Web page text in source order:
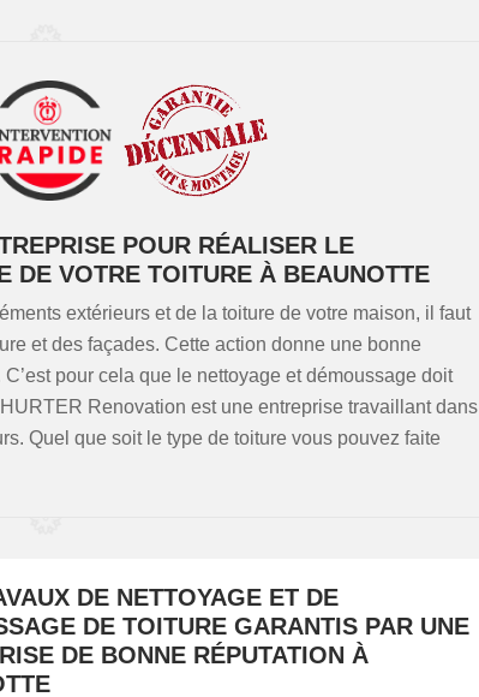
POUR RÉALISER LE
DE VOTRE TOITURE À BEAUNOTTE
extérieurs et de la toiture de votre maison, il faut
et des façades. Cette action donne une bonne
pour cela que le nettoyage et démoussage doit
Renovation est une entreprise travaillant dans
Quel que soit le type de toiture vous pouvez faite
DE NETTOYAGE ET DE
DE TOITURE GARANTIS PAR UNE
DE BONNE RÉPUTATION À